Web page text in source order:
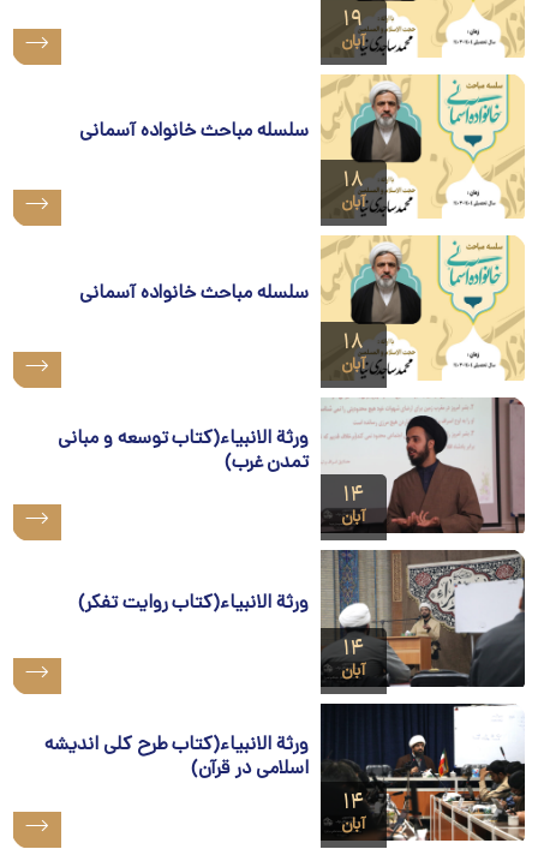
۱۹
آبان
۱۸
آبان
سلسله مباحث خانواده آسمانی
۱۸
آبان
سلسله مباحث خانواده آسمانی
۱۴
آبان
ورثة الانبیاء(کتاب توسعه و مبانی
تمدن غرب)
۱۴
آبان
ورثة الانبیاء(کتاب روایت تفکر)
۱۴
آبان
ورثة الانبیاء(کتاب طرح کلی اندیشه
اسلامی در قرآن)